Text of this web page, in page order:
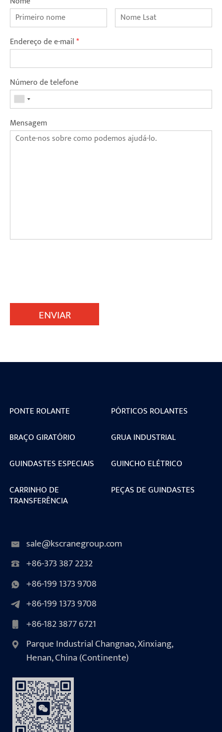
Endereço de e-mail*
Número de telefone
Mensagem
ENVIAR
PONTE ROLANTE
PÓRTICOS ROLANTES
BRAÇO GIRATÓRIO
GRUA INDUSTRIAL
GUINDASTES ESPECIAIS
GUINCHO ELÉTRICO
CARRINHO DE
TRANSFERÊNCIA
PEÇAS DE GUINDASTES
sale@kscranegroup.com
+86-373 387 2232
+86-199 1373 9708
+86-199 1373 9708
+86-182 3877 6721
Parque Industrial Changnao, Xinxiang,
Henan, China (Continente)